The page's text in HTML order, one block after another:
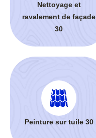
Nettoyage et
ravalement de façade
30
Peinture sur tuile 30